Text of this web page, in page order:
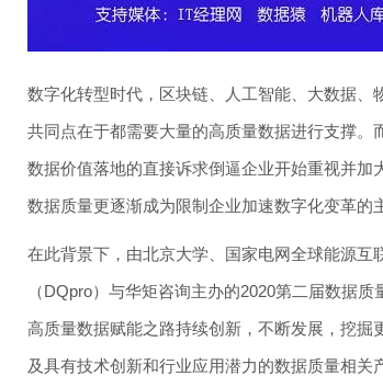
数字化转型时代，区块链、人工智能、大数据
共同点在于都需要大量的高质量数据进行支撑。
数据价值落地的直接诉求倒逼企业开始重视并加
数据质量更逐渐成为限制企业加速数字化变革的
在此背景下，由北京大学、国家电网全球能源互
（DQpro）与华矩咨询主办的2020第二届数据
高质量数据赋能之路持续创新，不断发展，挖掘
及具有技术创新和行业应用潜力的数据质量相关